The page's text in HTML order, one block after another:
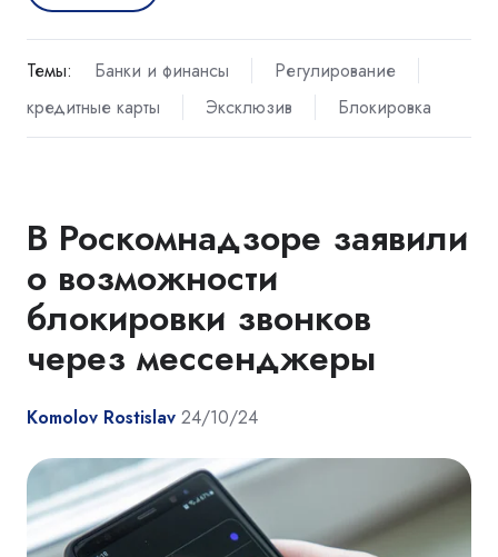
Темы: Банки и финансы
Регулирование
кредитные карты
Эксклюзив Блокировка
В Роскомнадзоре заявили
о возможности
блокировки звонков
через мессенджеры
Komolov Rostislav 24/10/24